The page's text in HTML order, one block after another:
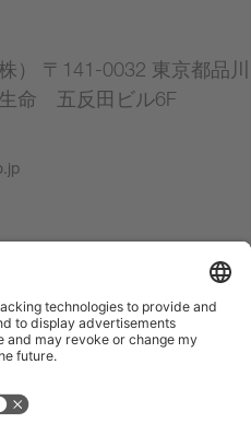
） 〒141-0032 東京都品川
命 五反田ビル6F